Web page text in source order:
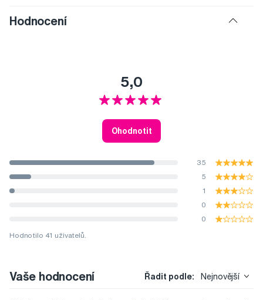
Hodnocení
5,0
Ohodnotit
35
5
1
0
0
Hodnotilo 41 uživatelů.
Vaše hodnocení Řadit podle: Nejnovější